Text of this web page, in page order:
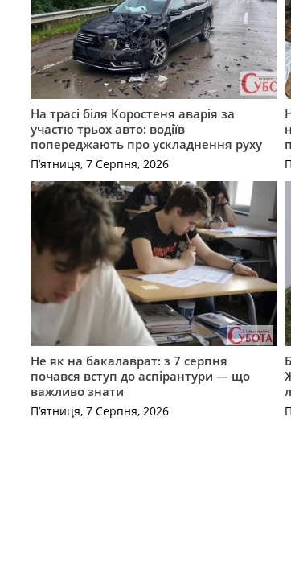
На трасі біля Коростеня аварія за
участю трьох авто: водіїв
попереджають про ускладнення руху
П’ятниця, 7 Серпня, 2026
Не як на бакалаврат: з 7 серпня
почався вступ до аспірантури — що
важливо знати
П’ятниця, 7 Серпня, 2026